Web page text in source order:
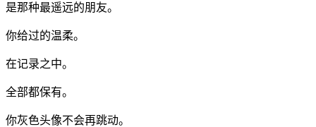
是那种最遥远的朋友。
你给过的温柔。
在记录之中。
全部都保有。
你灰色头像不会再跳动。